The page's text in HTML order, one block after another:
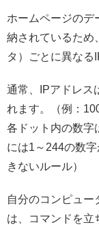
ホームページのデ
納されているため
タ）ごとに異なる
通常、IPアドレス
れます。（例：
各ドット内の数字
には1～244の数
きないルール）
自分のコンピュー
は、コマンドを立